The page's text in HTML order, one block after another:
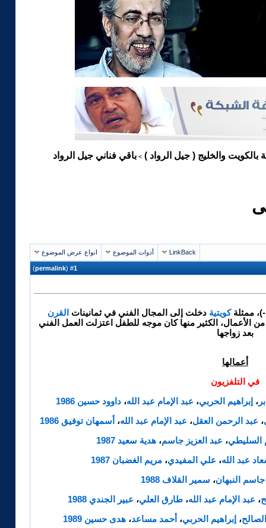
بالكويت والخليج ( جيل الرواد ) >باقي فناني جيل الرواد
LinkBack أدوات الموضوع انواع عرض الموضوع
1
(
permalink
)
ممثلةكويتية دخلت إلى المجال الفني في ثمانينات
القرن
الأعمال، الكثير منها كان موجه للطفل اعتزلت العمل الفني
بعد زواجها
أعمالها
في التلفزيون
،إبراهيم الحربي، عبد الإمام عبد الله،داوود حسين 1986
، عبد الرحمن العقل، عبد الإمام عبد الله، أسمهان توفيق 1986
السليطي، عبد العزيز جاسم،هدية سعيد 1987
عبد الله، علي المفيدي، مريم الغضبان 1987
جاسم النبهان، سمير القلاف 1988
، عبد الإمام عبد الله، طارق العلي، عبير الجندي 1988
، إبراهيم الحربي، أحمد مساعد، هدى حسين 1989